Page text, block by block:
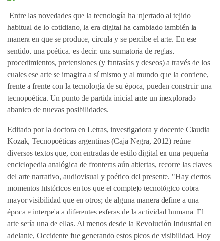
Entre las novedades que la tecnología ha injertado al tejido
habitual de lo cotidiano, la era digital ha cambiado también la
manera en que se produce, circula y se percibe el arte. En ese
sentido, una poética, es decir, una sumatoria de reglas,
procedimientos, pretensiones (y fantasías y deseos) a través de los
cuales ese arte se imagina a sí mismo y al mundo que la contiene,
frente a frente con la tecnología de su época, pueden construir una
tecnopoética. Un punto de partida inicial ante un inexplorado
abanico de nuevas posibilidades.
Editado por la doctora en Letras, investigadora y docente Claudia
Kozak, Tecnopoéticas argentinas (Caja Negra, 2012) reúne
diversos textos que, con entradas de estilo digital en una pequeña
enciclopedia analógica de fronteras aún abiertas, recorre las claves
del arte narrativo, audiovisual y poético del presente. "Hay ciertos
momentos históricos en los que el complejo tecnológico cobra
mayor visibilidad que en otros; de alguna manera define a una
época e interpela a diferentes esferas de la actividad humana. El
arte sería una de ellas. Al menos desde la Revolución Industrial en
adelante, Occidente fue generando estos picos de visibilidad. Hoy